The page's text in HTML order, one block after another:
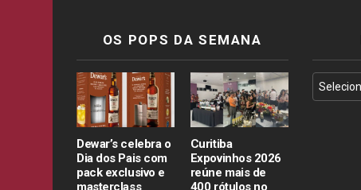
OS POPS DA SEMANA
Dewar’s celebra o
Dia dos Pais com
pack exclusivo e
masterclass
Curitiba
Expovinhos 2026
reúne mais de
400 rótulos no